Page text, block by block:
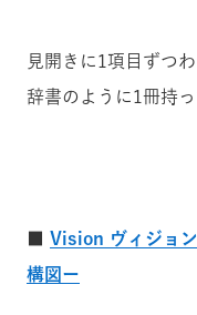
見開きに1項目ずつ
辞書のように1冊持
Vision ヴィジョ
構図ー